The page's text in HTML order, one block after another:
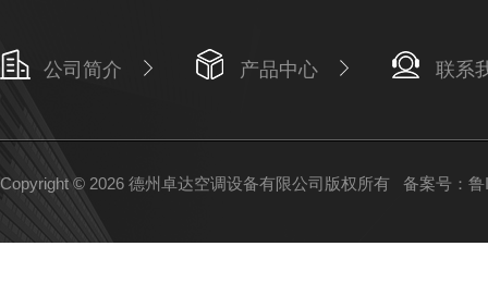
公司简介 产品中心 联系
Copyright © 2026 德州卓达空调设备有限公司版权所有 备案号：